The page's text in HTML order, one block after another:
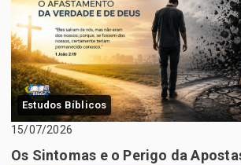
Estudos Bíblicos
15/07/2026
Os Sintomas e o Perigo da